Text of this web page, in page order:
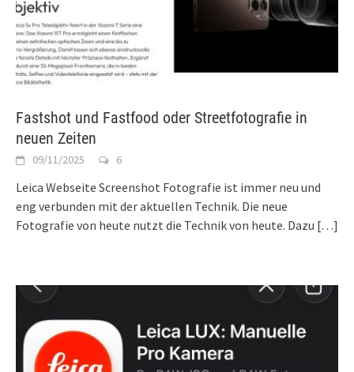
Fastshot und Fastfood oder Streetfotografie in
neuen Zeiten
09/11/2025 6
Leica Webseite Screenshot Fotografie ist immer neu und
eng verbunden mit der aktuellen Technik. Die neue
Fotografie von heute nutzt die Technik von heute. Dazu […]